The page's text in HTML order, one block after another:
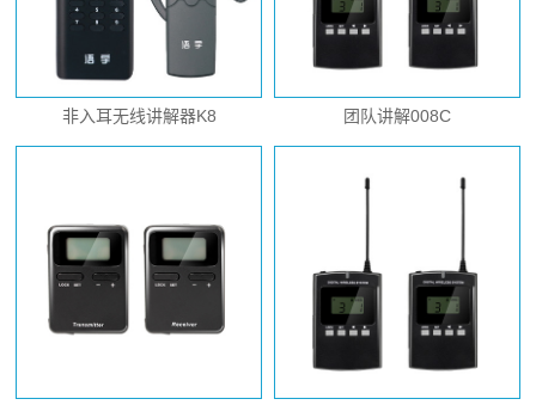
非入耳无线讲解器K8 团队讲解008C